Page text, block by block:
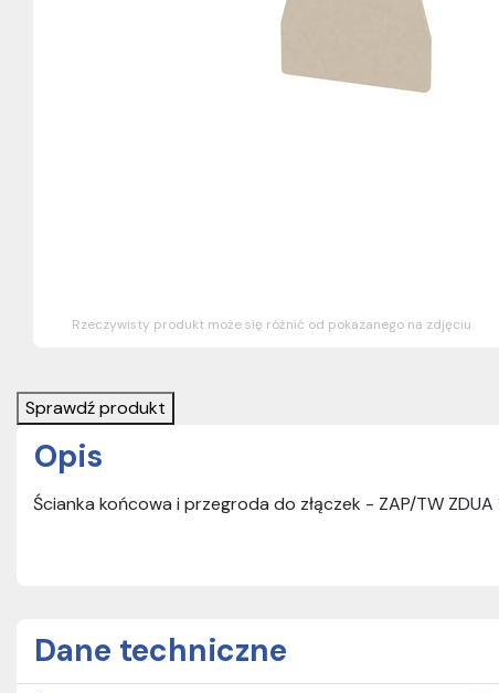
Rzeczywisty produkt może się różnić od pokazanego na zdjęciu
Sprawdź produkt
Opis
Ścianka końcowa i przegroda do złączek - ZAP/TW
Dane techniczne